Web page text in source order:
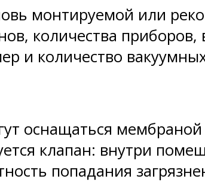
монтируемой или
количества приборов,
и количество
оснащаться
клапан: внутри
попадания